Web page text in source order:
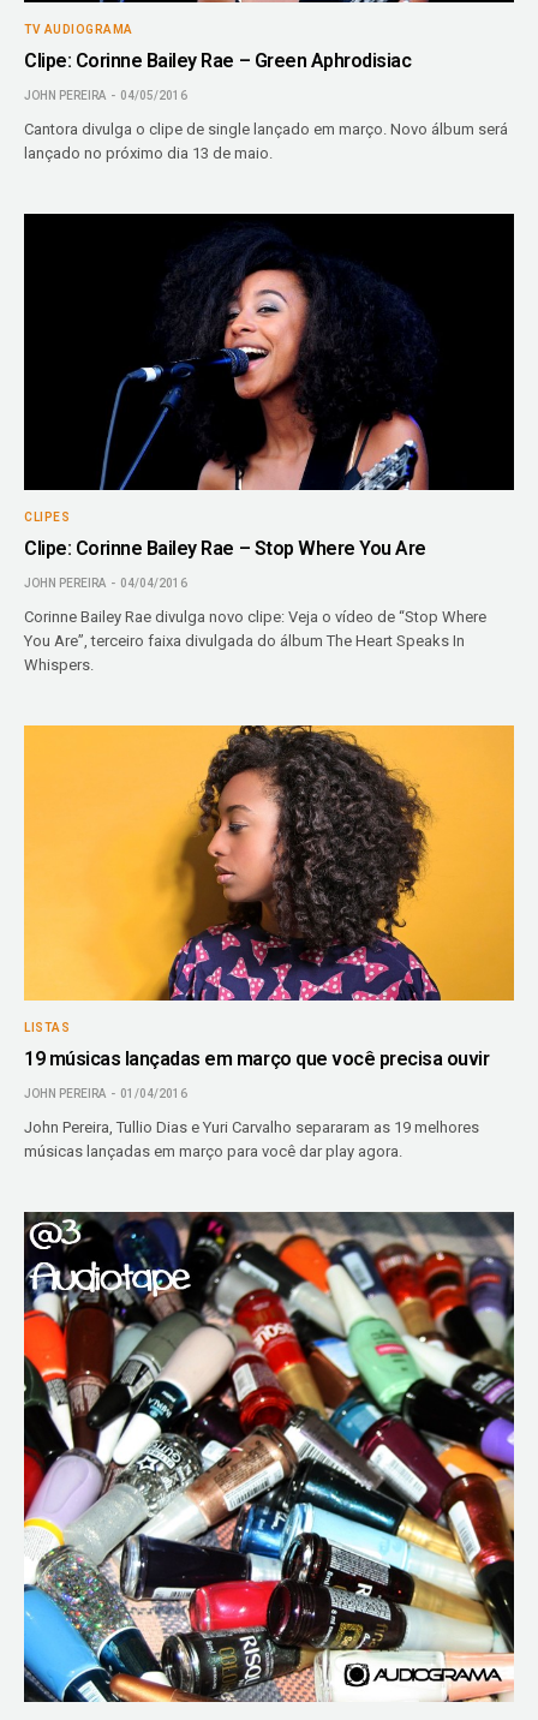
TV AUDIOGRAMA
Clipe: Corinne Bailey Rae – Green Aphrodisiac
JOHN PEREIRA 04/05/2016
Cantora divulga o clipe de single lançado em março. Novo álbum será
lançado no próximo dia 13 de maio.
CLIPES
Clipe: Corinne Bailey Rae – Stop Where You Are
JOHN PEREIRA 04/04/2016
Corinne Bailey Rae divulga novo clipe: Veja o vídeo de “Stop Where
You Are”, terceiro faixa divulgada do álbum The Heart Speaks In
Whispers.
LISTAS
19 músicas lançadas em março que você precisa ouvir
JOHN PEREIRA 01/04/2016
John Pereira, Tullio Dias e Yuri Carvalho separaram as 19 melhores
músicas lançadas em março para você dar play agora.